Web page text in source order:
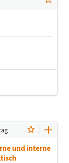
und interne